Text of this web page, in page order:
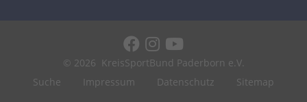
© 2026 KreisSportBund Paderborn e.V.
Suche
Impressum Datenschutz
Sitemap